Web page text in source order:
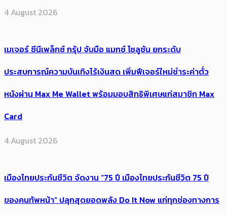
4 August 2026
เมเจอร์ ซีนีเพล็กซ์ กรุ้ป จับมือ แมกซ์ โซลูชัน ยกระดับ
ประสบการณ์ความบันเทิงไร้เงินสด เพิ่มฟีเจอร์ใหม่ชำระค่าตั๋ว
หนังผ่าน Max Me Wallet พร้อมมอบสิทธิพิเศษแก่สมาชิก Max
Card
4 August 2026
เมืองไทยประกันชีวิต จัดงาน “75 ปี เมืองไทยประกันชีวิต 75 ปี
ของคนทัพหน้า” ปลุกสุดยอดพลัง Do It Now แก่ทุกช่องทางการ